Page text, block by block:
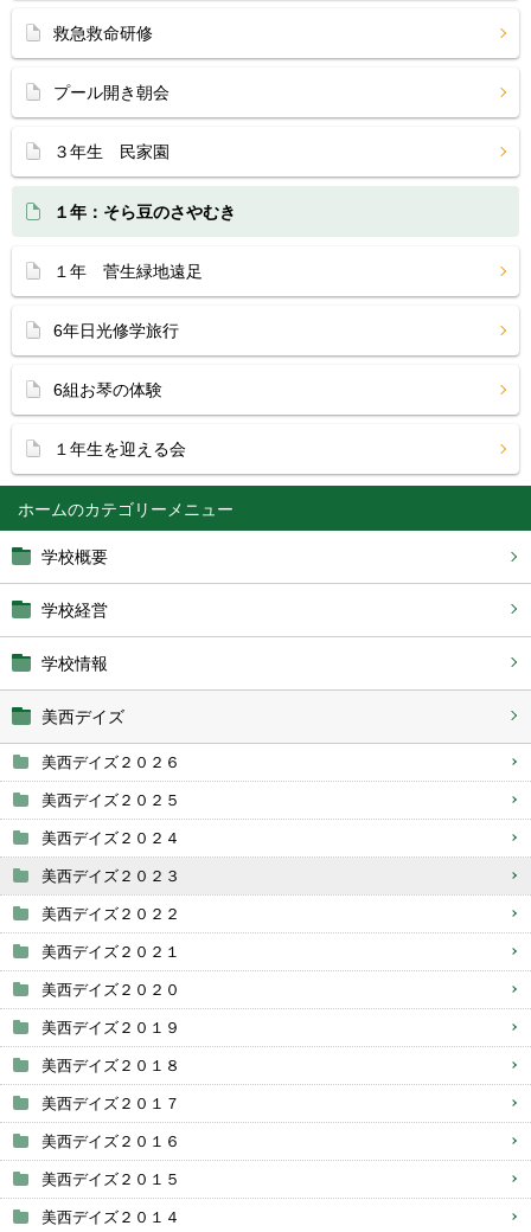
ホーム
学校概要
学校経営
学校情報
美西デイズ
美西デイズ２０２６
美西デイズ２０２５
美西デイズ２０２４
美西デイズ２０２３
美西デイズ２０２２
美西デイズ２０２１
美西デイズ２０２０
美西デイズ２０１９
美西デイズ２０１８
美西デイズ２０１７
美西デイズ２０１６
美西デイズ２０１５
美西デイズ２０１４
救急救命研修
プール開き朝会
３年生 民家園
１年：そら豆のさやむき
１年 菅生緑地遠足
6年日光修学旅行
6組お琴の体験
１年生を迎える会